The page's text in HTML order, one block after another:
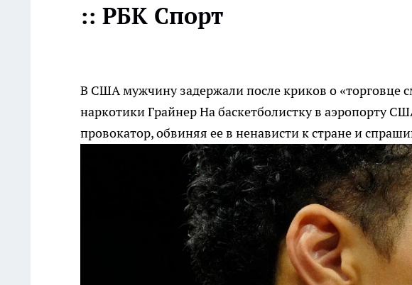
:: РБК Спорт
В США мужчину задержали после криков о «торговце
наркотики ГрайнерНа баскетболистку в аэропорту
провокатор, обвиняя ее в ненависти к стране и